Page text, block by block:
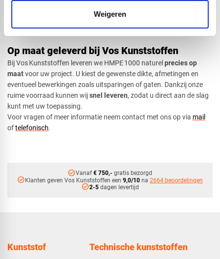
Weigeren
de mogelijkheden.
Laat bij montage altijd voldoende speling, omdat HMPE 1000
Op maat geleverd bij Vos Kunststoffen
Bij Vos Kunststoffen leveren we HMPE 1000 naturel precies op
maatvoor uw project. U kiest de gewenste dikte, afmetingen en
eventueel bewerkingen zoals uitsparingen of gaten. Dankzij onze
ruime voorraad kunnen wijsnel leveren, zodat u direct aan de slag
kunt met uw toepassing.
Voor vragen of meer informatie neem contact met ons op via mail
oftelefonisch.
check_circleVanaf€ 750,- gratis bezorgd
check_circleKlanten geven Vos Kunststoffen een 9,0/10 na 2664 beoordelingen
check_circle2-5dagen levertijd
Kunststof Technische kunststoffen